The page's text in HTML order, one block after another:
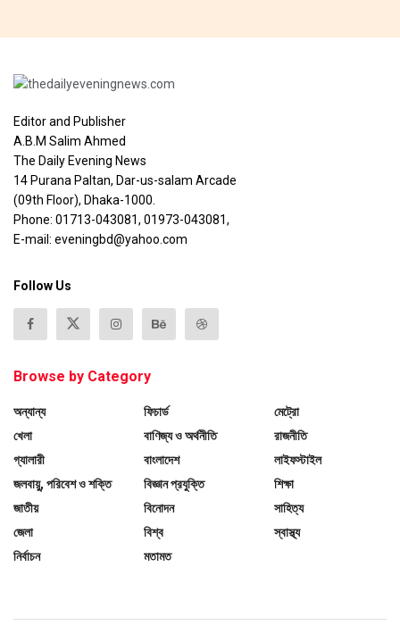
Editor and Publisher
A.B.M Salim Ahmed
The Daily Evening News
14 Purana Paltan, Dar-us-salam Arcade
(09th Floor), Dhaka-1000.
Phone: 01713-043081, 01973-043081,
E-mail: eveningbd@yahoo.com
Follow Us
Browse by Category
অন্যান্য
খেলা
গ্যালারী
জলবায়ু, পরিবেশ ও শক্তি
জাতীয়
জেলা
নির্বাচন
ফিচার্ড
বাণিজ্য ও অর্থনীতি
বাংলাদেশ
বিজ্ঞান প্রযুক্তি
বিনোদন
বিশ্ব
মতামত
মেট্রো
রাজনীতি
লাইফস্টাইল
শিক্ষা
সাহিত্য
স্বাস্থ্য